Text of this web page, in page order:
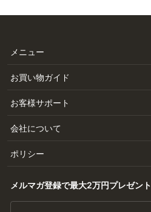
メニュー
お買い物ガイド
お客様サポート
会社について
ポリシー
メルマガ登録で最大2万円プレゼント